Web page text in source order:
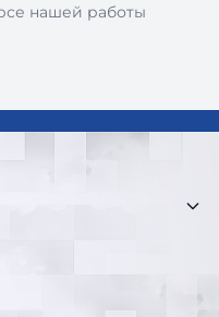
нашей работы